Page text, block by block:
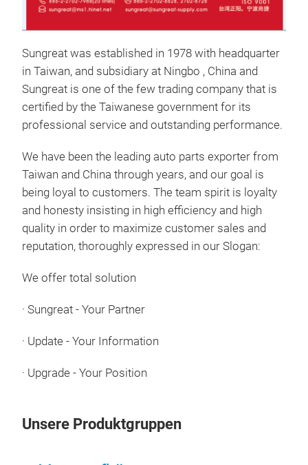
Sungreat was established in 1978 with headquarter
in Taiwan, and subsidiary at Ningbo , China and
Sungreat is one of the few trading company that is
certified by the Taiwanese government for its
professional service and outstanding performance.
We have been the leading auto parts exporter from
Taiwan and China through years, and our goal is
being loyal to customers. The team spirit is loyalty
and honesty insisting in high efficiency and high
quality in order to maximize customer sales and
reputation, thoroughly expressed in our Slogan:
We offer total solution
· Sungreat - Your Partner
· Update - Your Information
· Upgrade - Your Position
Unsere Produktgruppen